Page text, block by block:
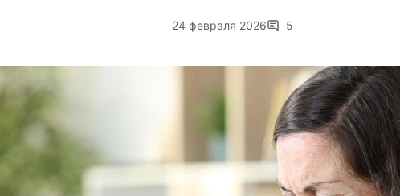
24 февраля 2026 5